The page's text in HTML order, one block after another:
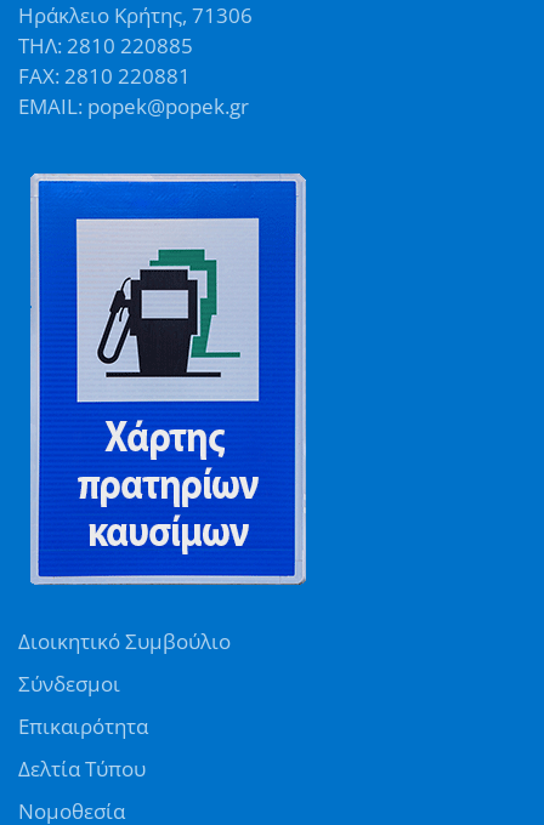
Ηράκλειο Κρήτης, 71306
ΤΗΛ: 2810 220885
FAX: 2810 220881
EMAIL: popek@popek.gr
Διοικητικό Συμβούλιο
Σύνδεσμοι
Επικαιρότητα
Δελτία Τύπου
Νομοθεσία